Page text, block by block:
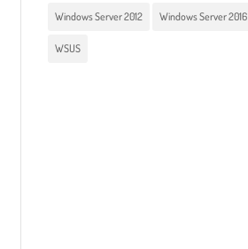
Windows Server 2012 Windows Server 2016
WSUS